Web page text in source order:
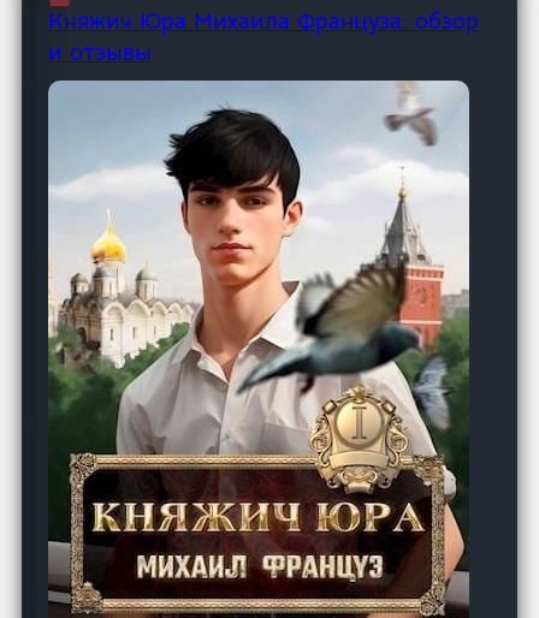
Княжич Юра Михаила Француза: обзор
и отзывы